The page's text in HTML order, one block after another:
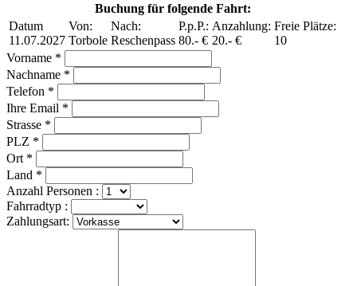
Buchung für folgende Fahrt:
Datum
11.07.2027
Von:
Torbole
Nach:
Reschenpass
P.p.P.:
80.- €
Anzahlung:
20.- €
Freie Plätze:
10
Vorname *
Nachname *
Telefon *
Ihre Email *
Strasse *
PLZ *
Ort *
Land *
Anzahl Personen :
Fahrradtyp :
Zahlungsart: